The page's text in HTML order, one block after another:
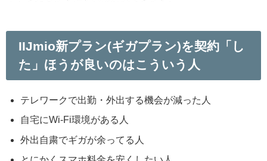
IIJmio新プラン(ギガプラン)を契約「し
た」ほうが良いのはこういう人
テレワークで出勤・外出する機会が減った人
自宅にWi-Fi環境がある人
外出自粛でギガが余ってる人